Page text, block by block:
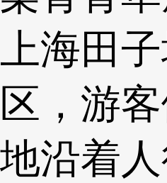
上海田
区，游
地沿着